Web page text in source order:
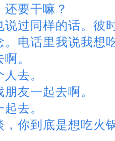
要干嘛？
说过同样的话。彼
。电话里我说我想
。
去。
友一起去啊。
去。
，你到底是想吃火